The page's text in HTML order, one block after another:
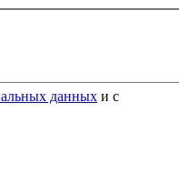
данных и с